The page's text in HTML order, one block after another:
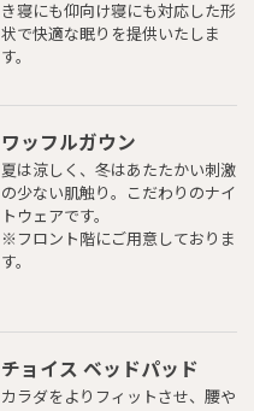
き寝にも仰向け寝にも対応した形
状で快適な眠りを提供いたしま
す。
ワッフルガウン
夏は涼しく、冬はあたたかい刺激
の少ない肌触り。こだわりのナイ
トウェアです。
※フロント階にご用意しておりま
す。
チョイス ベッドパッド
カラダをよりフィットさせ、腰や